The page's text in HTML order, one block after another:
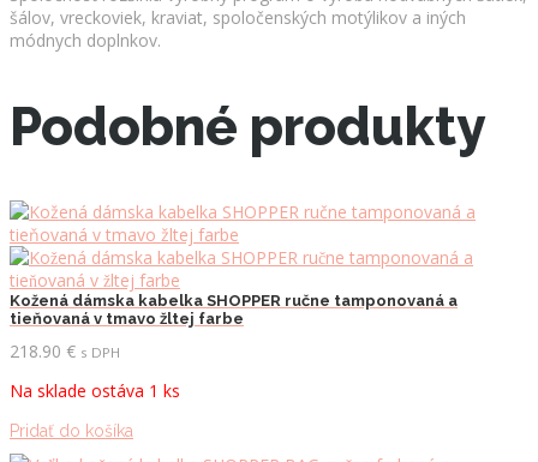
šálov, vreckoviek, kraviat, spoločenských motýlikov a iných
módnych doplnkov.
Podobné produkty
Kožená dámska kabelka SHOPPER ručne tamponovaná a
tieňovaná v tmavo žltej farbe
218.90 € s DPH
Na sklade ostáva 1 ks
Pridať do košíka